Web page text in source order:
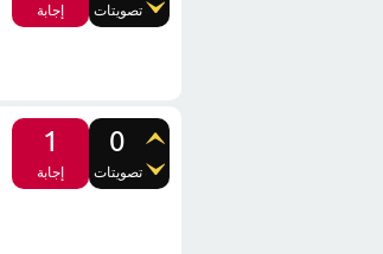
تصويتات إجابة
0
تصويتات
1
إجابة